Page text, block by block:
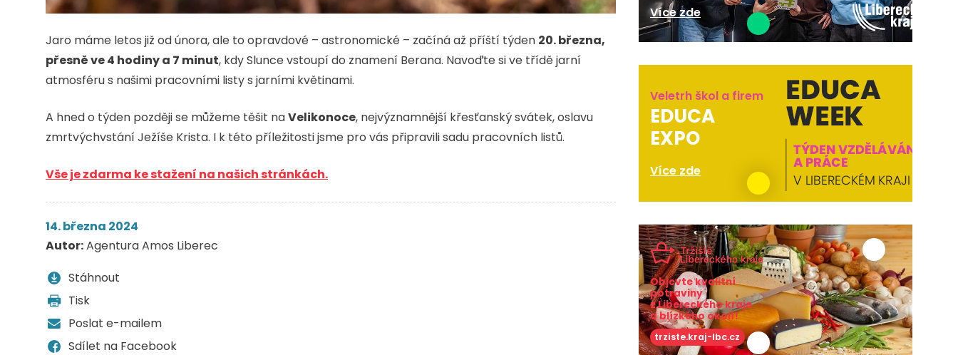
Jaro máme letos již od února, ale to opravdové – astronomické – začíná až příští týden 20. března,
přesně ve 4 hodiny a 7 minut, kdy Slunce vstoupí do znamení Berana. Navoďte si ve třídě jarní
atmosféru s našimi pracovními listy s jarními květinami.
A hned o týden později se můžeme těšit naVelikonoce, nejvýznamnější křesťanský svátek, oslavu
zmrtvýchvstání Ježíše Krista. I k této příležitosti jsme pro vás připravili sadu pracovních listů.
Vše je zdarma ke stažení na našich stránkách.
14. března 2024
Autor:Agentura Amos Liberec
Stáhnout
Tisk
Poslat e-mailem
Sdílet na Facebook
Více zde
Veletrh škol a firem
EDUCA
EXPO
Více zde
Objevte kvalitní
potraviny
z Libereckého kraje
a blízkého okolí!
trziste.kraj-lbc.cz